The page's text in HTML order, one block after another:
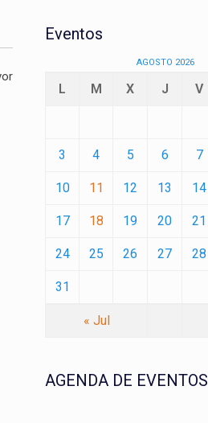
Eventos
AGOSTO 2026
L M X J V
3 4 5 6 7
10 11 12 13 14
17 18 19 20 21
24 25 26 27 28
31
« Jul
AGENDA DE EVENTOS